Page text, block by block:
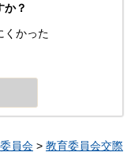
か？
くかった
員会 > 教育委員会交際